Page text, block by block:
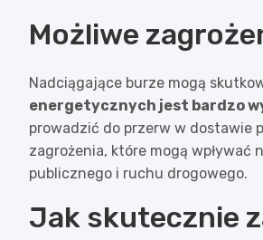
Możliwe
Nadciągające burze mogą
energetycznych jest bardzo
prowadzić do przerw w dostawie
zagrożenia, które mogą
publicznego i ruchu drogowego.
Jak skutecznie